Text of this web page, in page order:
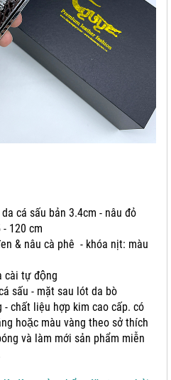
cá sấu bản 3.4cm - nâu đỏ
120 cm
& nâu cà phê - khóa nịt: màu
cài tự động
sấu - mặt sau lót da bò
- chất liệu hợp kim cao cấp. có
hoặc màu vàng theo sở thích
và làm mới sản phẩm miễn